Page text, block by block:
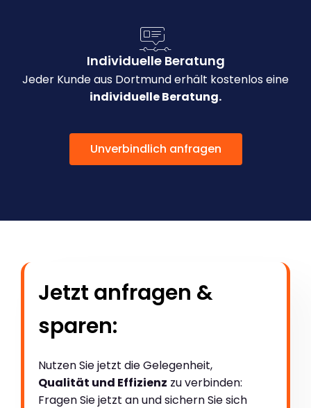
Individuelle Beratung
Jeder Kunde aus Dortmund erhält kostenlos eine
individuelle Beratung.
Unverbindlich anfragen
Jetzt anfragen &
sparen:
Nutzen Sie jetzt die Gelegenheit,
Qualität und Effizienz zu verbinden:
Fragen Sie jetzt an und sichern Sie sich